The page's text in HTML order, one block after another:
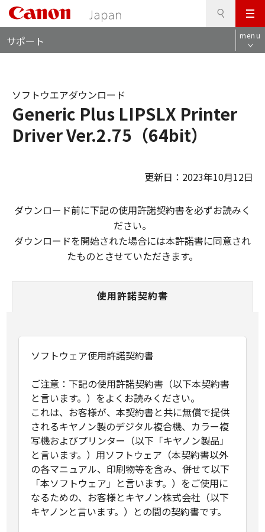
メ
ニ
ュ
サポート menu
Generic Plus LIPSLX Printer
Driver Ver.2.75（64bit）
ソフトウエアダウンロード
更新日：2023年10月12日
ダウンロード前に下記の使用許諾契約書を必ずお読みく
ださい。
ダウンロードを開始された場合には本許諾書に同意され
たものとさせていただきます。
使用許諾契約書
ソフトウェア使用許諾契約書
ご注意：下記の使用許諾契約書（以下本契約書
と言います。）をよくお読みください。
これは、お客様が、本契約書と共に無償で提供
されるキヤノン製のデジタル複合機、カラー複
写機およびプリンター（以下「キヤノン製品」
と言います。）用ソフトウェア（本契約書以外
の各マニュアル、印刷物等を含み、併せて以下
「本ソフトウェア」と言います。）をご使用に
なるための、お客様とキヤノン株式会社（以下
キヤノンと言います。）との間の契約書です。